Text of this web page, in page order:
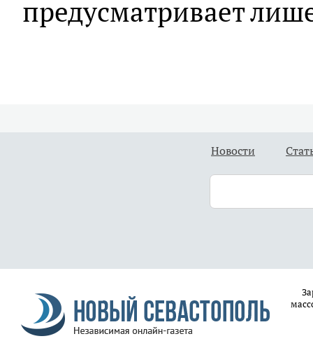
предусматривает
Новости